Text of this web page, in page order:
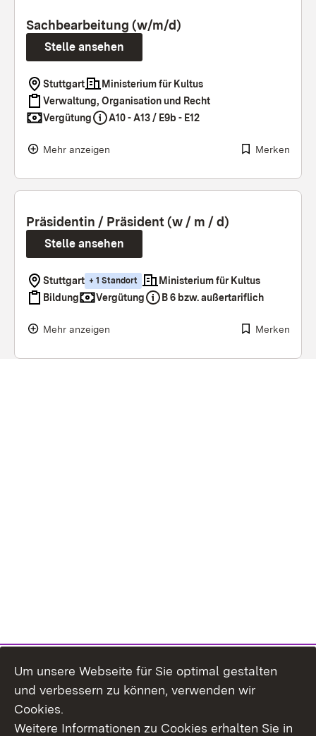
Sachbearbeitung (w/m/d)
Stelle ansehen
Stuttgart
Ministerium für Kultus
Verwaltung, Organisation und Recht
Vergütung
A10 - A13 / E9b - E12
Mehr anzeigen Merken
Präsidentin / Präsident (w / m / d)
Stelle ansehen
Stuttgart + 1 Standort
Ministerium für Kultus
Bildung
Vergütung B 6 bzw. außertariflich
Mehr anzeigen Merken
Um unsere Webseite für Sie optimal gestalten
und verbessern zu können, verwenden wir
Cookies.
Weitere Informationen zu Cookies erhalten Sie in